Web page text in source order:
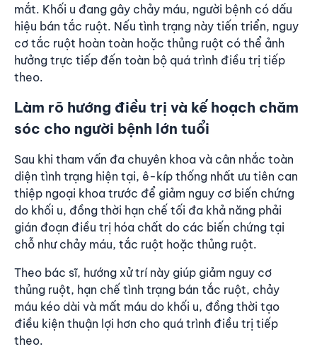
mắt. Khối u đang gây chảy máu, người bệnh có dấu
hiệu bán tắc ruột. Nếu tình trạng này tiến triển, nguy
cơ tắc ruột hoàn toàn hoặc thủng ruột có thể ảnh
hưởng trực tiếp đến toàn bộ quá trình điều trị tiếp
theo.
Làm rõ hướng điều trị và kế hoạch chăm
sóc cho người bệnh lớn tuổi
Sau khi tham vấn đa chuyên khoa và cân nhắc toàn
diện tình trạng hiện tại, ê-kíp thống nhất ưu tiên can
thiệp ngoại khoa trước để giảm nguy cơ biến chứng
do khối u, đồng thời hạn chế tối đa khả năng phải
gián đoạn điều trị hóa chất do các biến chứng tại
chỗ như chảy máu, tắc ruột hoặc thủng ruột.
Theo bác sĩ, hướng xử trí này giúp giảm nguy cơ
thủng ruột, hạn chế tình trạng bán tắc ruột, chảy
máu kéo dài và mất máu do khối u, đồng thời tạo
điều kiện thuận lợi hơn cho quá trình điều trị tiếp
theo.